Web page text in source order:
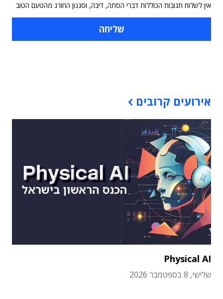
אין לשלוח תגובות הכוללות דברי הסתה, דיבה, וסגנון החורג מהטעם הטוב
אירועים קרובים
Physical AI
שלישי, 8 בספטמבר 2026